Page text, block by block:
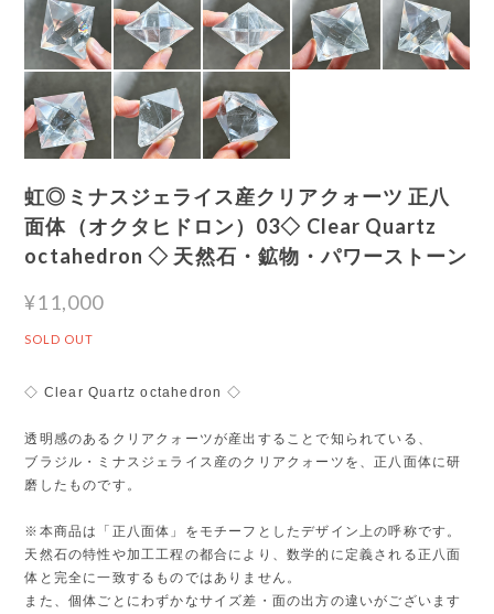
虹◎ミナスジェライス産クリアクォーツ 正八
面体（オクタヒドロン）03◇ Clear Quartz
octahedron ◇ 天然石・鉱物・パワーストーン
¥11,000
SOLD OUT
◇ Clear Quartz octahedron ◇
透明感のあるクリアクォーツが産出することで知られている、
ブラジル・ミナスジェライス産のクリアクォーツを、正八面体に研
磨したものです。
※本商品は「正八面体」をモチーフとしたデザイン上の呼称です。
天然石の特性や加工工程の都合により、数学的に定義される正八面
体と完全に一致するものではありません。
また、個体ごとにわずかなサイズ差・面の出方の違いがございます